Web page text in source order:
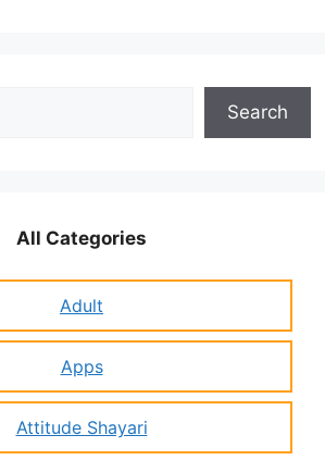
Search
All Categories
Adult
Apps
Attitude Shayari